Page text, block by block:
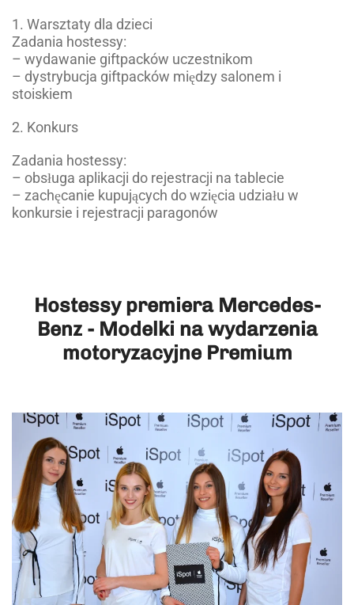
1. Warsztaty dla dzieci
Zadania hostessy:
– wydawanie giftpacków uczestnikom
– dystrybucja giftpacków między salonem i
stoiskiem
2. Konkurs
Zadania hostessy:
– obsługa aplikacji do rejestracji na tablecie
– zachęcanie kupujących do wzięcia udziału w
konkursie i rejestracji paragonów
Hostessy premiera Mercedes-
Benz - Modelki na wydarzenia
motoryzacyjne Premium